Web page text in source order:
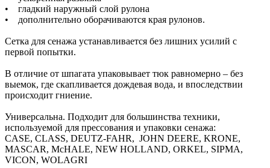
• гладкий наружный слой рулона
• дополнительно оборачиваются края рулонов.
Сетка для сенажа устанавливается без лишних усилий с
первой попытки.
В отличие от шпагата упаковывает тюк равномерно – без
выемок, где скапливается дождевая вода, и впоследствии
происходит гниение.
Универсальна. Подходит для большинства техники,
используемой для прессования и упаковки сенажа:
CASE, CLASS, DEUTZ-FAHR, JOHN DEERE, KRONE,
MASCAR, McHALE, NEW HOLLAND, ORKEL, SIPMA,
VICON, WOLAGRI